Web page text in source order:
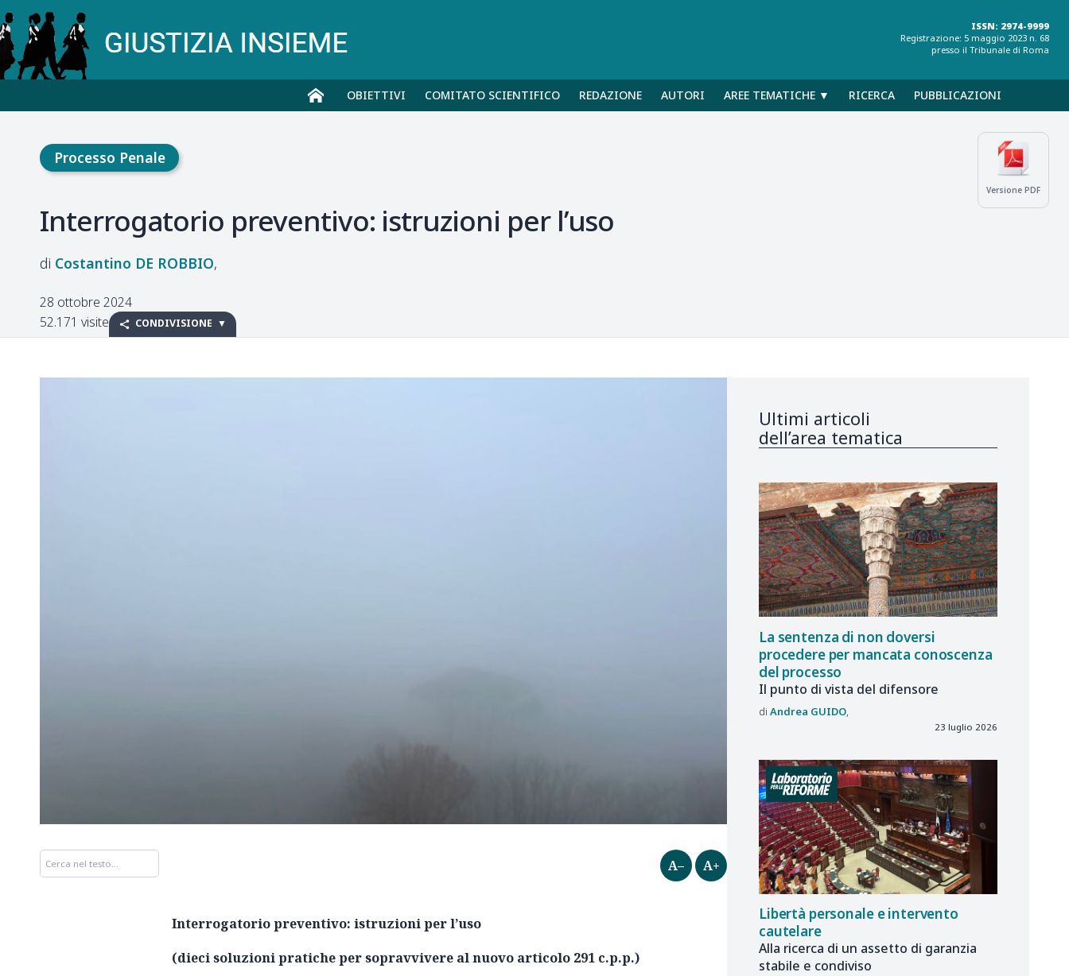
ISSN: 2974-9999
Registrazione: 5 maggio 2023 n. 68
presso il Tribunale di Roma
OBIETTIVI COMITATO SCIENTIFICO REDAZIONE AUTORI AREE TEMATICHE ▼ RICERCA PUBBLICAZIONI
Versione PDF
Processo Penale
Interrogatorio preventivo: istruzioni per l’uso
Costantino DE ROBBIO
28 ottobre 2024
52.171 visite
CONDIVISIONE
A– A+
Interrogatorio preventivo: istruzioni per l’uso
(dieci soluzioni pratiche per sopravvivere al nuovo articolo 291 c.p.p.)
Ultimi articoli
dell’area tematica
La sentenza di non doversi
procedere per mancata conoscenza
del processo
Il punto di vista del difensore
Andrea GUIDO
23 luglio 2026
Libertà personale e intervento
cautelare
Alla ricerca di un assetto di garanzia
stabile e condiviso